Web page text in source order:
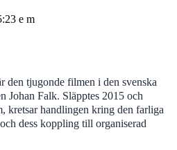
e m
den tjugonde filmen i den svenska
Johan Falk. Släpptes 2015 och
kretsar handlingen kring den farliga
dess koppling till organiserad